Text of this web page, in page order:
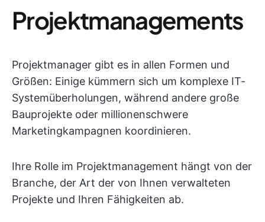
Projektmanagements
Projektmanager gibt es in allen Formen und
Größen: Einige kümmern sich um komplexe IT-
Systemüberholungen, während andere große
Bauprojekte oder millionenschwere
Marketingkampagnen koordinieren.
Ihre Rolle im Projektmanagement hängt von der
Branche, der Art der von Ihnen verwalteten
Projekte und Ihren Fähigkeiten ab.